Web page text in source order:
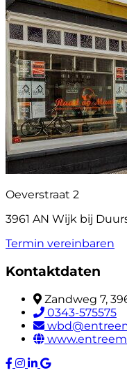
Oeverstraat 2
3961 AN Wijk bij
Termin vereinbaren
Kontaktdaten
Zandweg 7,
0343-575575